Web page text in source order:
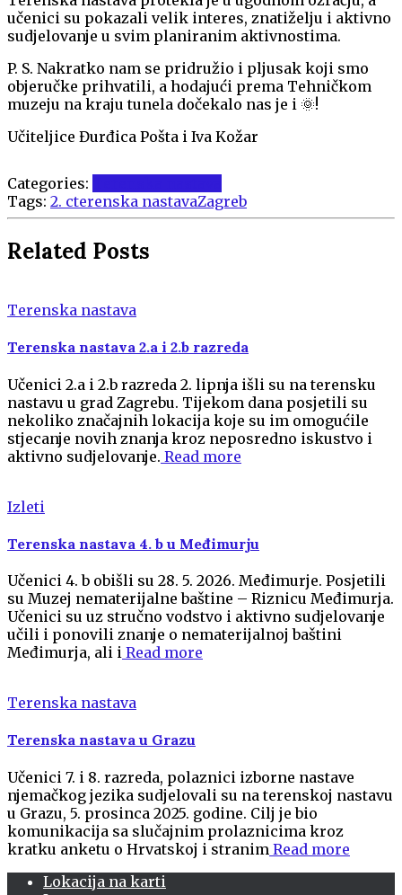
učenici su pokazali velik interes, znatiželju i aktivno
sudjelovanje u svim planiranim aktivnostima.
P. S. Nakratko nam se pridružio i pljusak koji smo
objeručke prihvatili, a hodajući prema Tehničkom
muzeju na kraju tunela dočekalo nas je i 🌞!
Učiteljice Đurđica Pošta i Iva Kožar
Categories:
Tags: 2. cterenska nastavaZagreb
Related Posts
Terenska nastava
Terenska nastava 2.a i 2.b razreda
Učenici 2.a i 2.b razreda 2. lipnja išli su na terensku
nastavu u grad Zagrebu. Tijekom dana posjetili su
nekoliko značajnih lokacija koje su im omogućile
stjecanje novih znanja kroz neposredno iskustvo i
aktivno sudjelovanje. Read more
Izleti
Terenska nastava 4. b u Međimurju
Učenici 4. b obišli su 28. 5. 2026. Međimurje. Posjetili
su Muzej nematerijalne baštine – Riznicu Međimurja.
Učenici su uz stručno vodstvo i aktivno sudjelovanje
učili i ponovili znanje o nematerijalnoj baštini
Međimurja, ali i Read more
Terenska nastava
Terenska nastava u Grazu
Učenici 7. i 8. razreda, polaznici izborne nastave
njemačkog jezika sudjelovali su na terenskoj nastavu
u Grazu, 5. prosinca 2025. godine. Cilj je bio
komunikacija sa slučajnim prolaznicima kroz
kratku anketu o Hrvatskoj i stranim Read more
Lokacija na karti